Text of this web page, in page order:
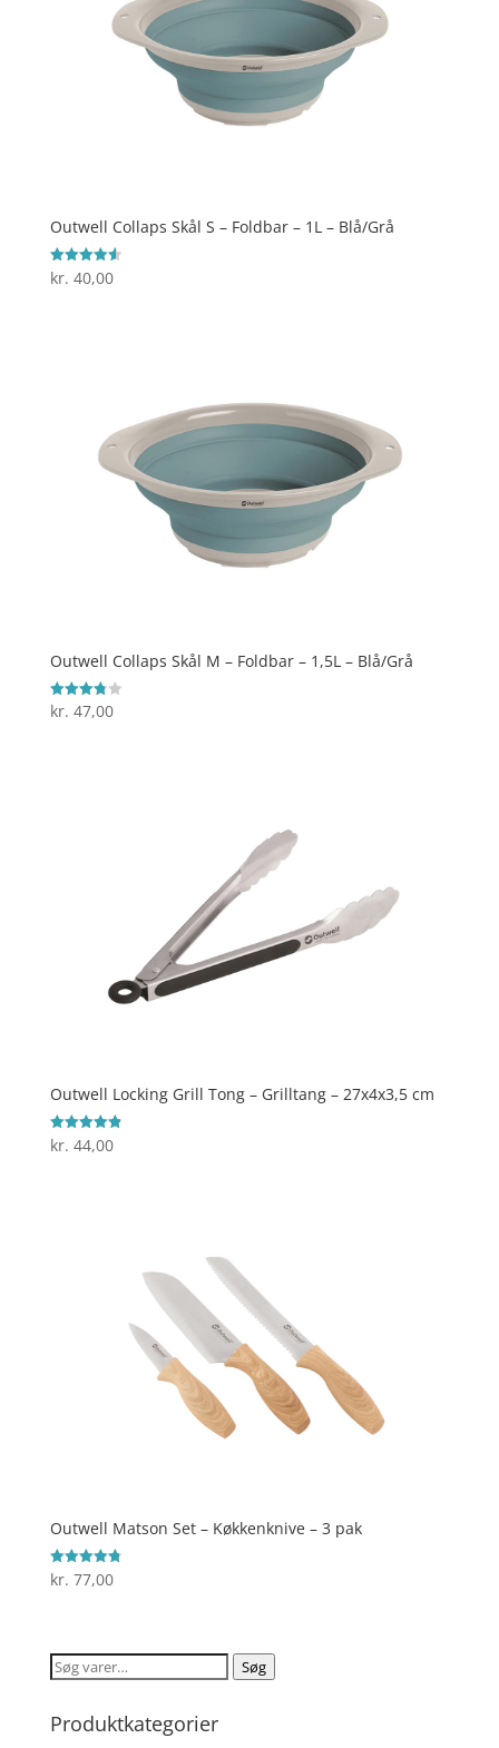
Outwell Collaps Skål S – Foldbar – 1L – Blå/Grå
Vurderet
4.6
kr. 40,00
Outwell Collaps Skål M – Foldbar – 1,5L – Blå/Grå
Vurderet
3.8
kr. 47,00
Outwell Locking Grill Tong – Grilltang – 27x4x3,5 cm
Vurderet
4.9
kr. 44,00
Outwell Matson Set – Køkkenknive – 3 pak
Vurderet
4.8
kr. 77,00
Søg
Søg
Produktkategorier